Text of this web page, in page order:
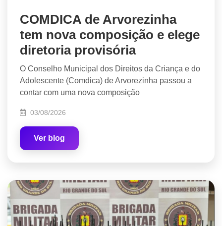
COMDICA de Arvorezinha
tem nova composição e elege
diretoria provisória
O Conselho Municipal dos Direitos da Criança e do
Adolescente (Comdica) de Arvorezinha passou a
contar com uma nova composição
03/08/2026
Ver blog